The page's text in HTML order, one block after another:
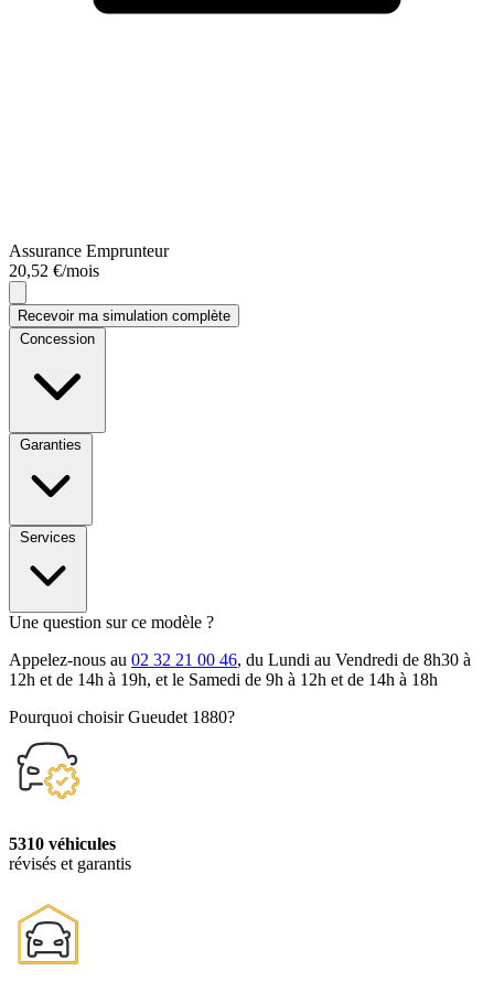
Assurance Emprunteur
20,52 €/mois
Recevoir ma simulation complète
Concession
Garanties
Services
Une question sur ce modèle ?
Appelez-nous au 02 32 21 00 46, du Lundi au Vendredi de 8h30 à
12h et de 14h à 19h, et le Samedi de 9h à 12h et de 14h à 18h
Pourquoi choisir Gueudet 1880?
5310 véhicules
révisés et garantis